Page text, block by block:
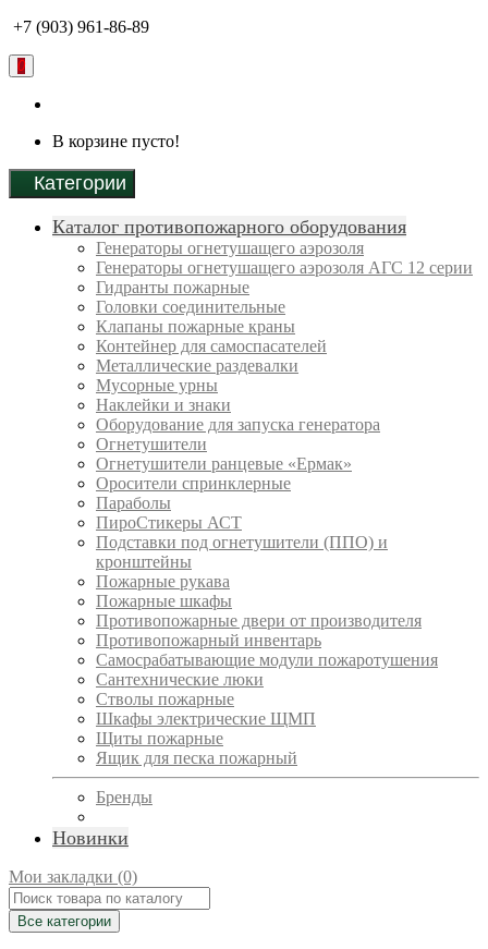
+7 (903) 961-86-89
0
В корзине пусто!
Категории
Каталог противопожарного оборудования
Генераторы огнетушащего аэрозоля
Генераторы огнетушащего аэрозоля АГС 12 серии
Гидранты пожарные
Головки соединительные
Клапаны пожарные краны
Контейнер для самоспасателей
Металлические раздевалки
Мусорные урны
Наклейки и знаки
Оборудование для запуска генератора
Огнетушители
Огнетушители ранцевые «Ермак»
Оросители спринклерные
Параболы
ПироСтикеры АСТ
Подставки под огнетушители (ППО) и
кронштейны
Пожарные рукава
Пожарные шкафы
Противопожарные двери от производителя
Противопожарный инвентарь
Самосрабатывающие модули пожаротушения
Сантехнические люки
Стволы пожарные
Шкафы электрические ЩМП
Щиты пожарные
Ящик для песка пожарный
Бренды
Новинки
Мои закладки (0)
Все категории